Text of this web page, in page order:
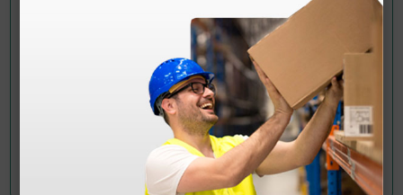
Envía tu pregunta